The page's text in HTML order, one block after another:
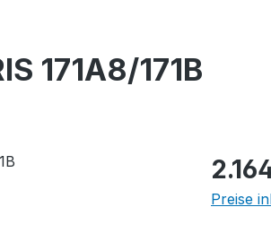
171A8/171B
Preise